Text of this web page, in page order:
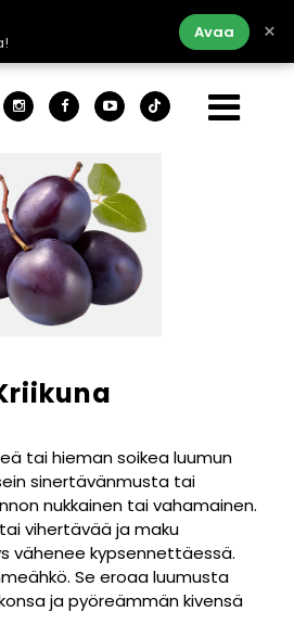
Avaa ×
tai hieman soikea luumun
sinertävänmusta tai
nukkainen tai vahamainen.
vihertävää ja maku
vähenee kypsennettäessä.
Se eroaa luumusta
ja pyöreämmän kivensä